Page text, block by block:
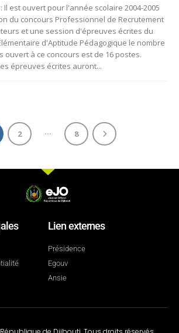
Il est ouvert pour l'année scolaire 2004-2005
du concours Professionnel de Recrutement
et une session d'épreuves écrites du
d'Aptitude Pédagogique le nombre
ouvert à ce concours est de 16 postes.
épreuves écrites auront...
2 … 8
Lien externes
Présidence
Egouv
Ansie